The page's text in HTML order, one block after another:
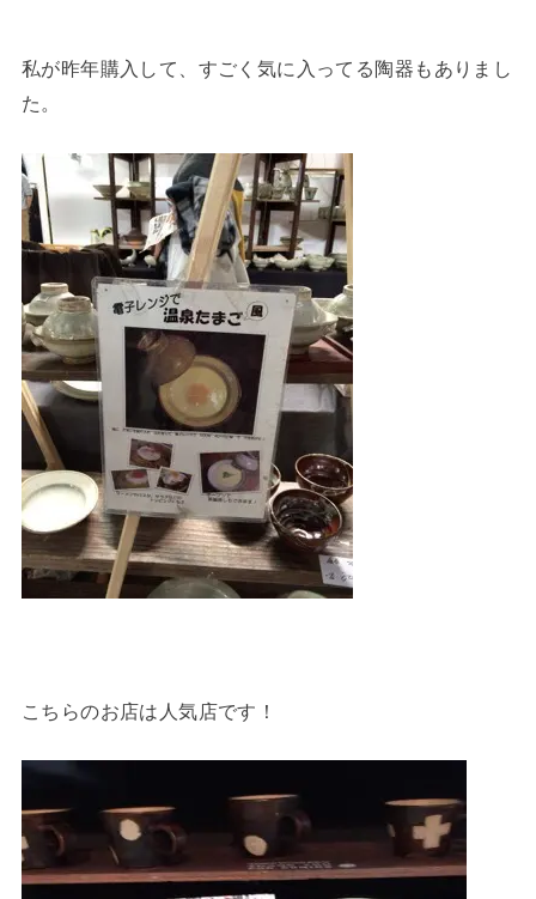
私が昨年購入して、すごく気に入ってる陶器もありまし
た。
こちらのお店は人気店です！